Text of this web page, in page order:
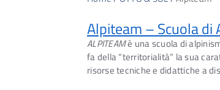
Alpiteam – Scuola di
ALPITEAMè una scuola di
fa della “territorialità” la sua
risorse tecniche e didattiche a